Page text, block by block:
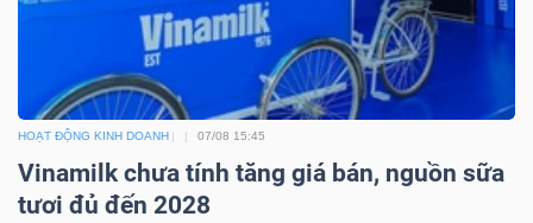
HOẠT ĐỘNG KINH DOANH 07/08 15:45
Vinamilk chưa tính tăng giá bán, nguồn sữa
tươi đủ đến 2028
cáo
phân
tích